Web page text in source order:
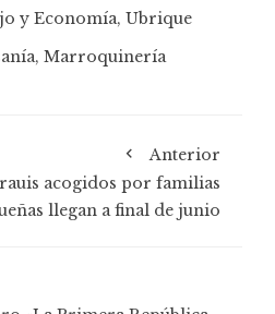
y Economía, Ubrique
, Marroquinería
Anterior
acogidos por familias
llegan a final de junio